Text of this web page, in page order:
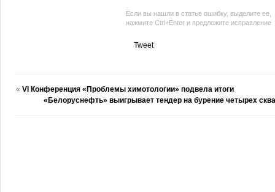
Если вы нашли в статье ошибку, выделите ее,
нажмите Ctrl+Enter и предложите исправление
Tweet
« VI Конференция «Проблемы химотологии» подвела итоги
«Белоруснефть» выигрывает тендер на бурение четырех